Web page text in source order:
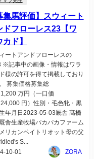
集馬評価】スウィート
ドフローレス23【ワ
カド】
ートアンドフローレスの
※記事中の画像・情報はワラ
様の許可を得て掲載しており
募集価格募集総
万円（一口価
円）性別・毛色牝・黒
年月日2023-05-03厩舎 髙橋
舎生産牧場パカパカファーム
リカンペイトリオット母の父
S...
10-01
ZORA